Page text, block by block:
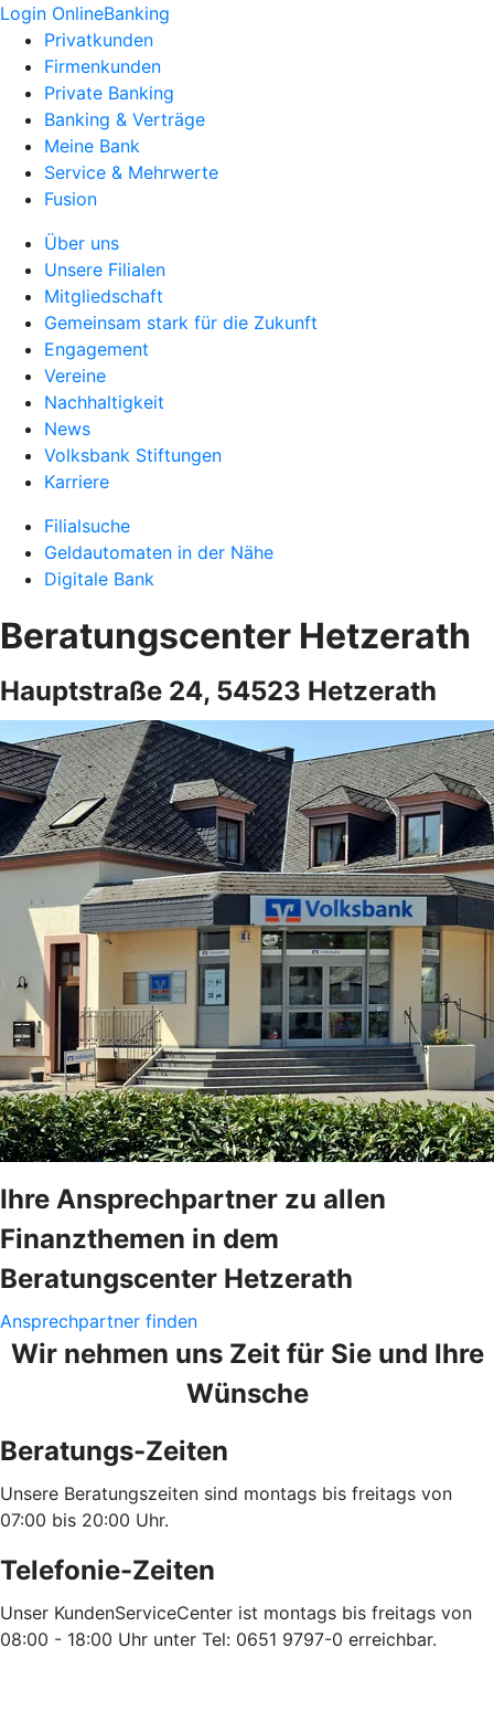
Login OnlineBanking
Privatkunden
Firmenkunden
Private Banking
Banking & Verträge
Meine Bank
Service & Mehrwerte
Fusion
Über uns
Unsere Filialen
Mitgliedschaft
Gemeinsam stark für die Zukunft
Engagement
Vereine
Nachhaltigkeit
News
Volksbank Stiftungen
Karriere
Filialsuche
Geldautomaten in der Nähe
Digitale Bank
Beratungscenter Hetzerath
Hauptstraße 24, 54523 Hetzerath
Ihre Ansprechpartner zu allen
Finanzthemen in dem
Beratungscenter Hetzerath
Ansprechpartner finden
Wir nehmen uns Zeit für Sie und Ihre
Wünsche
Beratungs-Zeiten
Unsere Beratungszeiten sind montags bis freitags von
07:00 bis 20:00 Uhr.
Telefonie-Zeiten
Unser KundenServiceCenter ist montags bis freitags von
08:00 - 18:00 Uhr unter Tel: 0651 9797-0 erreichbar.